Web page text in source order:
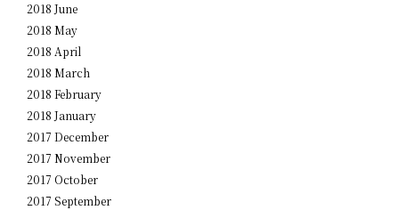
2018 June
2018 May
2018 April
2018 March
2018 February
2018 January
2017 December
2017 November
2017 October
2017 September